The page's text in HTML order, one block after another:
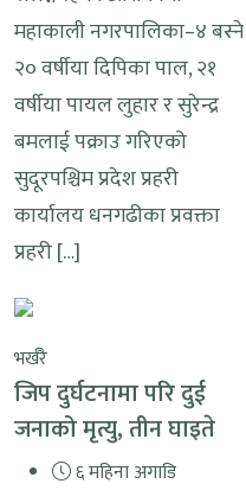
महाकाली नगरपालिका–४ बस्ने
२० वर्षीया दिपिका पाल, २१
वर्षीया पायल लुहार र सुरेन्द्र
बमलाई पक्राउ गरिएको
सुदूरपश्चिम प्रदेश प्रहरी
कार्यालय धनगढीका प्रवक्ता
प्रहरी […]
भर्खरै
जिप दुर्घटनामा परि दुई
जनाको मृत्यु, तीन घाइते
६ महिना अगाडि